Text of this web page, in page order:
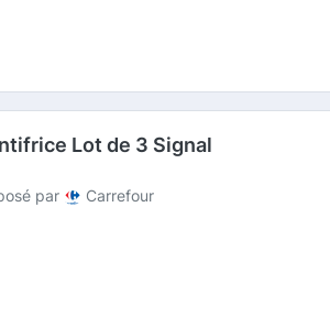
Lot de 3 Signal
par Carrefour